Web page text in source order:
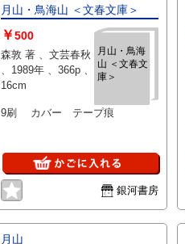
月山・鳥海山 ＜文春文庫＞
月山・鳥海
山 ＜文春文
庫＞
￥500
森敦 著 、文芸春秋
、1989年 、366p 、
16cm
9刷 カバー テープ痕
銀河書房
月山